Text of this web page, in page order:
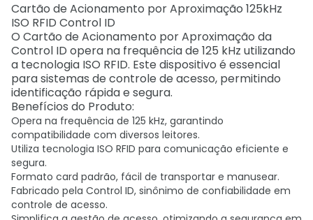
Cartão de Acionamento por Aproximação 125kHz
ISO RFID Control ID
O Cartão de Acionamento por Aproximação da
Control ID opera na frequência de 125 kHz utilizando
a tecnologia ISO RFID. Este dispositivo é essencial
para sistemas de controle de acesso, permitindo
identificação rápida e segura.
Benefícios do Produto:
Opera na frequência de 125 kHz, garantindo
compatibilidade com diversos leitores.
Utiliza tecnologia ISO RFID para comunicação eficiente e
segura.
Formato card padrão, fácil de transportar e manusear.
Fabricado pela Control ID, sinônimo de confiabilidade em
controle de acesso.